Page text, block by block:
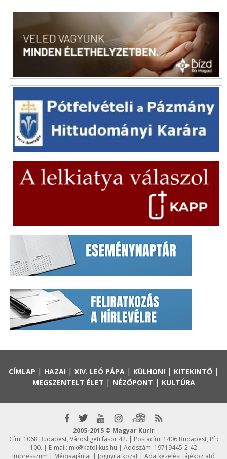
CÍMLAP | HAZAI | XIV. LEÓ PÁPA| KÜLHONI | KITEKINTŐ|
MEGSZENTELT ÉLET | NÉZŐPONT | KULTÚRA
2005-2015 © Magyar Kurír
Cím: 1068 Budapest, Városligeti fasor 42. | Postacím: 1406 Budapest, Pf.:
100. | E-mail: mk@katolikus.hu | Adószám: 19719445-2-42
Impresszum | Médiaajánlat | Jognyilatkozat | Adatkezelési tájékoztató